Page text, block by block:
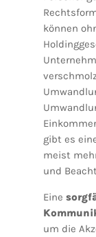
können
gibt es
meist
und
Eine
um die